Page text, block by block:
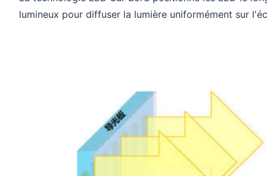
lumineux pour diffuser la lumière uniformément sur